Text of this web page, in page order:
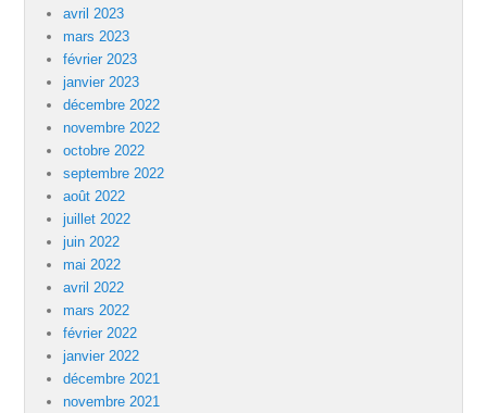
avril 2023
mars 2023
février 2023
janvier 2023
décembre 2022
novembre 2022
octobre 2022
septembre 2022
août 2022
juillet 2022
juin 2022
mai 2022
avril 2022
mars 2022
février 2022
janvier 2022
décembre 2021
novembre 2021